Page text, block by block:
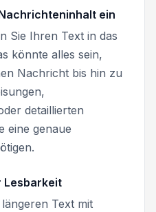
ein
Sie Ihren Text in das
könnte alles sein,
Nachricht bis hin zu
detaillierten
eine genaue
Lesbarkeit
Text mit